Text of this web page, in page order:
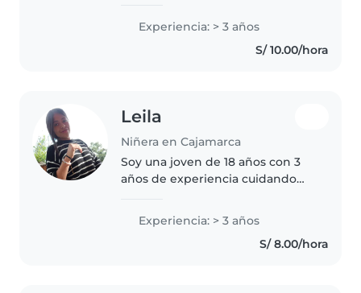
en edad de preescolar y en edad
de guardería. Me encanta
dibujar, leer cuentos y jugar..
Experiencia: > 3 años
S/ 10.00/hora
Leila
Niñera en Cajamarca
Soy una joven de 18 años con 3
años de experiencia cuidando
Me describo como divertida,
habladora y paciente. Puedo
llevar a cabo actividades como
Experiencia: > 3 años
S/ 8.00/hora